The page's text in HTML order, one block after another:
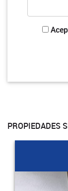
PROPIEDADES